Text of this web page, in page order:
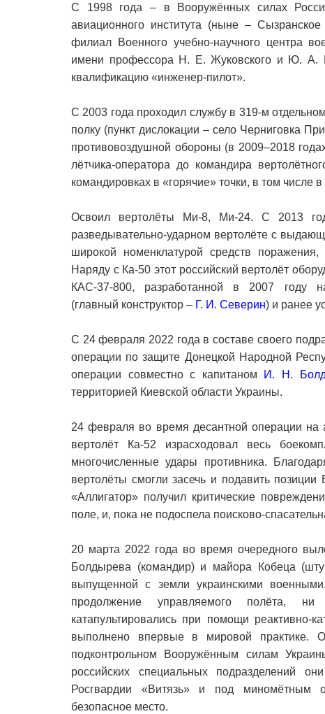
С 1998 года – в Вооружённых силах
авиационного института (ныне –
филиал Военного учебно-научного центра
имени профессора Н. Е. Жуковского и Ю. А.
квалификацию «инженер-пилот».
С 2003 года проходил службу в 319-м
полку (пункт дислокации – село Черниговка
противовоздушной обороны (в 2009–2018
лётчика-оператора до командира
командировках в «горячие» точки, в том числе
Освоил вертолёты Ми-8, Ми-24. С 2013
разведывательно-ударном вертолёте с
широкой номенклатурой средств
Наряду с Ка-50 этот российский вертолёт
КАС-37-800, разработанной в 2007 году
(главный конструктор – Г. И. Северин) и ранее
С 24 февраля 2022 года в составе своего
операции по защите Донецкой Народной
операции совместно с капитаном И. Н.
территорией Киевской области Украины.
24 февраля во время десантной операции на
вертолёт Ка-52 израсходовал весь
многочисленные удары противника.
вертолёты смогли засечь и подавить
«Аллигатор» получил критические
поле, и, пока не подоспела поисково-
20 марта 2022 года во время очередного
Болдырева (командир) и майора Кобеца
выпущенной с земли украинскими
продолжение управляемого полёта,
катапультировались при помощи реактивно-
выполнено впервые в мировой практике.
подконтрольном Вооружённым силам
российских специальных подразделений
Росгвардии «Витязь» и под миномётным
безопасное место.